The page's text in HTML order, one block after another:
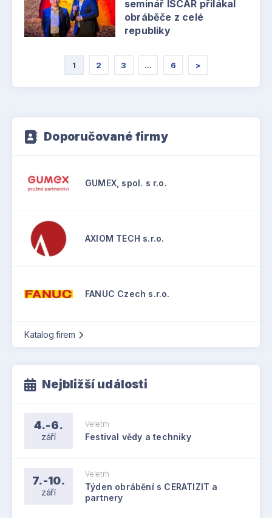
seminář ISCAR přilákal
obráběče z celé
republiky
1 2 3 … 6 >
Doporučované firmy
GUMEX, spol. s r.o.
AXIOM TECH s.r.o.
FANUC Czech s.r.o.
Katalog firem
Nejbližší události
4.-6.
září
Veletrh
Festival vědy a techniky
7.-10.
září
Veletrh
Týden obrábění s CERATIZIT a
partnery